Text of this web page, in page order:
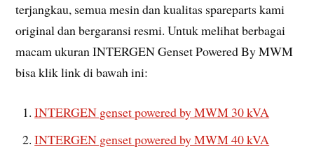
terjangkau, semua mesin dan kualitas spareparts kami
original dan bergaransi resmi. Untuk melihat berbagai
macam ukuran INTERGEN Genset Powered By MWM
bisa klik link di bawah ini:
INTERGEN genset powered by MWM 30 kVA
INTERGEN genset powered by MWM 40 kVA